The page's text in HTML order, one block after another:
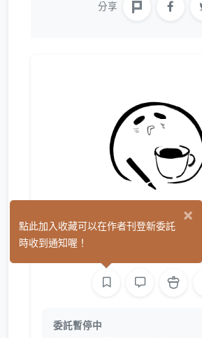
分享
yookat
委託暫停中
×
點此加入收藏可以在作者刊登新委託
時收到通知喔！